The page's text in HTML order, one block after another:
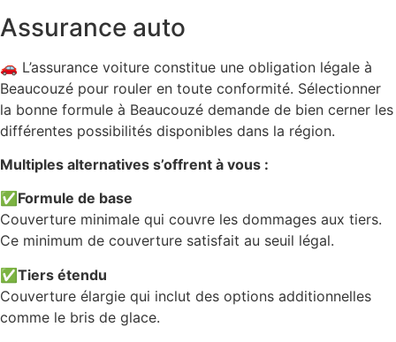
Assurance auto
🚗 L’assurance voiture constitue une obligation légale à
Beaucouzé pour rouler en toute conformité. Sélectionner
la bonne formule à Beaucouzé demande de bien cerner les
différentes possibilités disponibles dans la région.
Multiples alternatives s’offrent à vous :
✅ Formule de base
Couverture minimale qui couvre les dommages aux tiers.
Ce minimum de couverture satisfait au seuil légal.
✅Tiers étendu
Couverture élargie qui inclut des options additionnelles
comme le bris de glace.